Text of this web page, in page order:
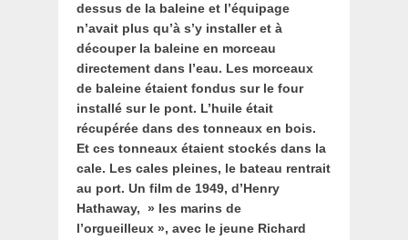
dessus de la baleine et l’équipage
n’avait plus qu’à s’y installer et à
découper la baleine en morceau
directement dans l’eau. Les morceaux
de baleine étaient fondus sur le four
installé sur le pont. L’huile était
récupérée dans des tonneaux en bois.
Et ces tonneaux étaient stockés dans la
cale. Les cales pleines, le bateau rentrait
au port. Un film de 1949, d’Henry
Hathaway, » les marins de
l’orgueilleux », avec le jeune Richard